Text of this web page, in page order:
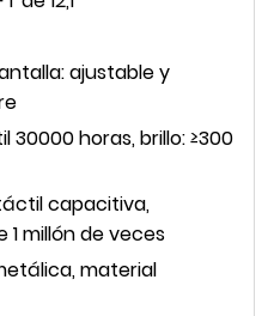
ajustable y
30000 horas, brillo: ≥300
capacitiva,
1 millón de veces
material